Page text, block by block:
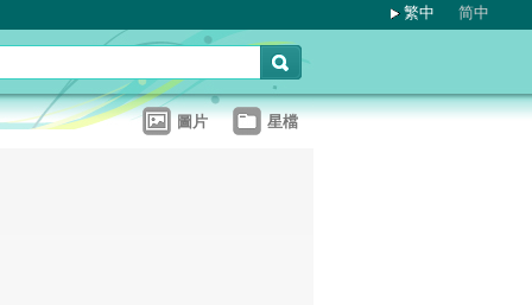
繁中 简中
圖片 星檔